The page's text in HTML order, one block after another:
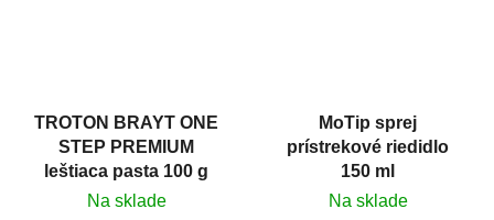
TROTON BRAYT ONE
STEP PREMIUM
leštiaca pasta 100 g
Na sklade
MoTip sprej
prístrekové riedidlo
150 ml
Na sklade